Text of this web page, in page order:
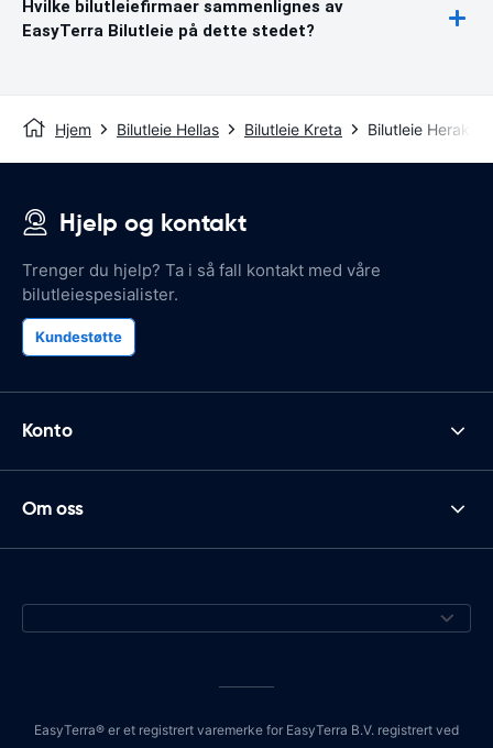
Hvilke bilutleiefirmaer sammenlignes av
EasyTerra Bilutleie på dette stedet?
Hjem Bilutleie Hellas Bilutleie Kreta Bilutleie Heraklion
Hjelp og kontakt
Trenger du hjelp? Ta i så fall kontakt med våre
bilutleiespesialister.
Kundestøtte
Konto
Om oss
EasyTerra® er et registrert varemerke for EasyTerra B.V. registrert ved